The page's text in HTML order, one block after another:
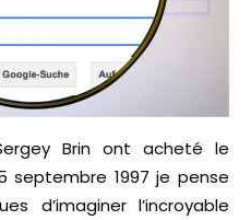
Brin ont acheté le
septembre 1997 je pense
d’imaginer l’incroyable